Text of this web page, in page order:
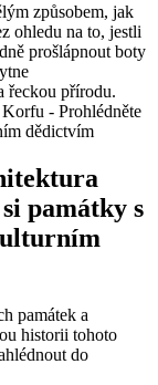
způsobem, jak
ohledu na to, jestli
prošlápnout boty
řeckou přírodu.
památky s
památek a
historii tohoto
do